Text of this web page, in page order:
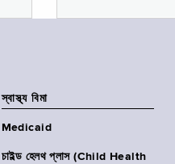
স্বাস্থ্য বিমা
Medicaid
চাইল্ড হেলথ প্লাস (Child Health